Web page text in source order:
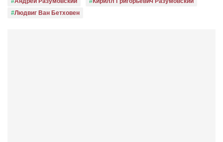
Людвиг Ван Бетховен